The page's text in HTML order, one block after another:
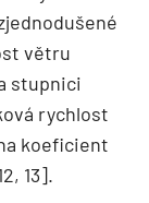
větru
stupnici
rychlost
koeficient
13].